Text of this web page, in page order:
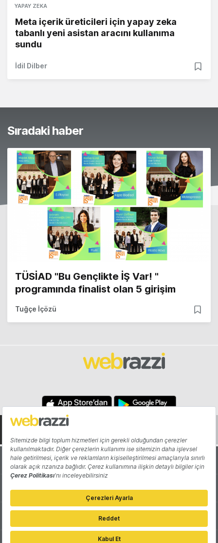
YAPAY ZEKA
Meta içerik üreticileri için yapay zeka
tabanlı yeni asistan aracını kullanıma
sundu
İdil Dilber
Sıradaki haber
TÜSİAD "Bu Gençlikte İŞ Var! "
programında finalist olan 5 girişim
Tuğçe İçözü
Hakkında Yazarlar
Katkıda Bulun Reklam